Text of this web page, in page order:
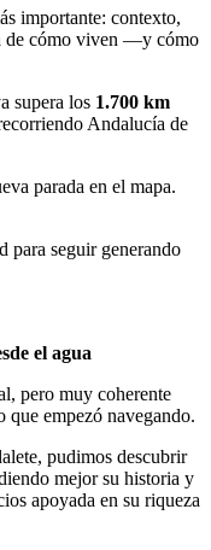
importante: contexto,
de cómo viven —y cómo
supera los 1.700 km
Andalucía de
parada en el mapa.
para seguir generando
el agua
pero muy coherente
empezó navegando.
pudimos descubrir
mejor su historia y
apoyada en su riqueza